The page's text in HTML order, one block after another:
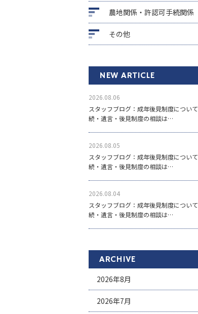
農地関係・許認可手続関係
その他
NEW ARTICLE
2026.08.06
スタッフブログ：成年後見制度につい
続・遺言・後見制度の相談は…
2026.08.05
スタッフブログ：成年後見制度につい
続・遺言・後見制度の相談は…
2026.08.04
スタッフブログ：成年後見制度につい
続・遺言・後見制度の相談は…
ARCHIVE
2026年8月
2026年7月